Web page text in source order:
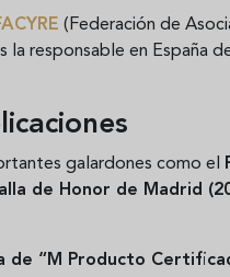
(Federación de
la responsable en España
galardones como el
de Honor de Madrid
de “M Producto